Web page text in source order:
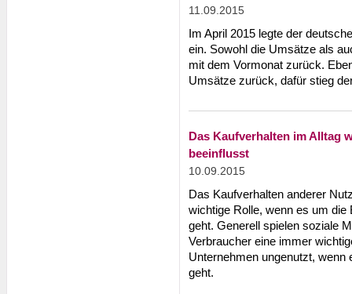
11.09.2015
Im April 2015 legte der
ein. Sowohl die Umsätze als
mit dem Vormonat zurück.
Umsätze zurück, dafür stieg
Das Kaufverhalten im Alltag
beeinflusst
10.09.2015
Das Kaufverhalten anderer
wichtige Rolle, wenn es um
geht. Generell spielen soziale
Verbraucher eine immer
Unternehmen ungenutzt,
geht.